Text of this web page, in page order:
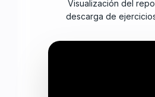
Visualización del
descarga de